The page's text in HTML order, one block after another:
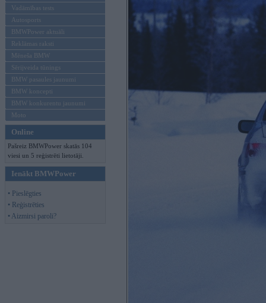
Vadāmības tests
Autosports
BMWPower aktuāli
Reklāmas raksti
Mēneša BMW
Sērijveida tūnings
BMW pasaules jaunumi
BMW koncepti
BMW konkurentu jaunumi
Moto
Online
Pašreiz BMWPower skatās 104
viesi un 5 reģistrēti lietotāji.
Ienākt BMWPower
• Pieslēgties
• Reģistrēties
• Aizmirsi paroli?